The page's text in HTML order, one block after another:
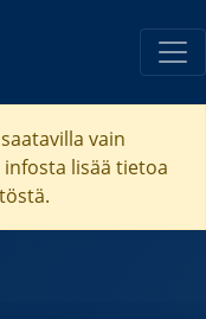
vain
infosta lisää tietoa